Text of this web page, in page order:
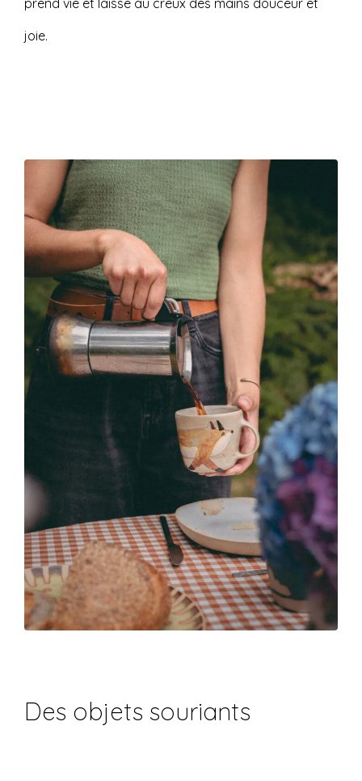
prend vie et laisse au creux des mains douceur et
joie.
Des objets souriants